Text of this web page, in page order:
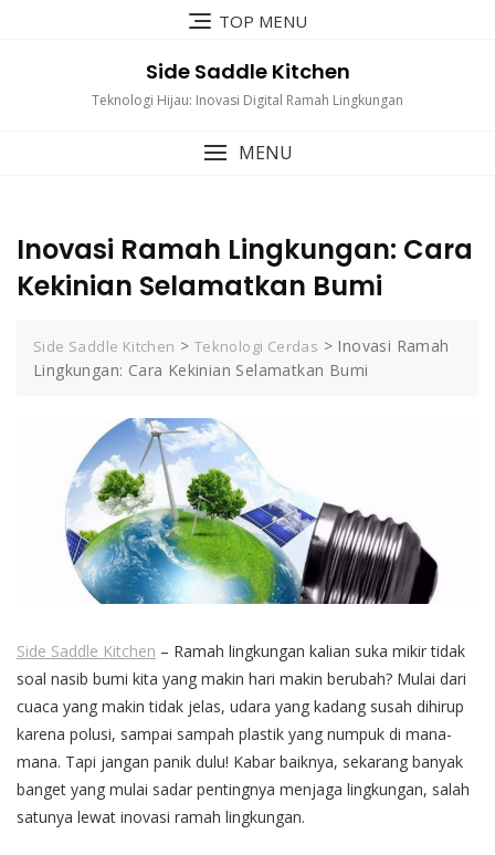
TOP MENU
Side Saddle Kitchen
Teknologi Hijau: Inovasi Digital Ramah Lingkungan
MENU
Inovasi Ramah Lingkungan: Cara
Kekinian Selamatkan Bumi
Side Saddle Kitchen > Teknologi Cerdas > Inovasi Ramah
Lingkungan: Cara Kekinian Selamatkan Bumi
Side Saddle Kitchen – Ramah lingkungan kalian suka mikir tidak
soal nasib bumi kita yang makin hari makin berubah? Mulai dari
cuaca yang makin tidak jelas, udara yang kadang susah dihirup
karena polusi, sampai sampah plastik yang numpuk di mana-
mana. Tapi jangan panik dulu! Kabar baiknya, sekarang banyak
banget yang mulai sadar pentingnya menjaga lingkungan, salah
satunya lewat inovasi ramah lingkungan.